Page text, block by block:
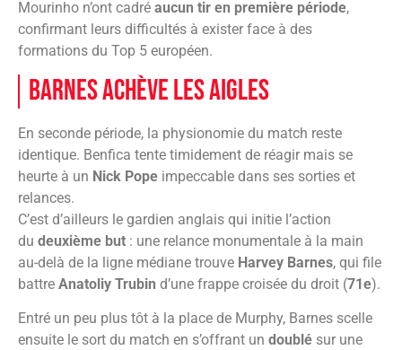
Mourinho n’ont cadré aucun tir en première période,
confirmant leurs difficultés à exister face à des
formations du Top 5 européen.
Barnes achève les Aigles
En seconde période, la physionomie du match reste
identique. Benfica tente timidement de réagir mais se
heurte à un Nick Pope impeccable dans ses sorties et
relances.
C’est d’ailleurs le gardien anglais qui initie l’action
du deuxième but : une relance monumentale à la main
au-delà de la ligne médiane trouve Harvey Barnes, qui file
battre Anatoliy Trubin d’une frappe croisée du droit (71e).
Entré un peu plus tôt à la place de Murphy, Barnes scelle
ensuite le sort du match en s’offrant un doublé sur une